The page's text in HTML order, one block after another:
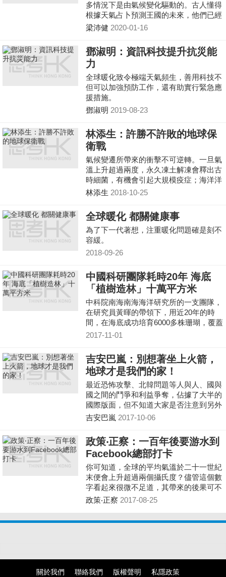
多情況下是由氣候變化驅動的。古人懂得
根據天氣占卜預測王國的未來，他們已經
了解到環境變化是民族興衰的關鍵。
梁沛健 2020-01-16
鄧淑明：資訊科技提升抗災能
力
全球暖化致令極端天氣頻生，善用科技不
但可以加強預防工作，還有助實行緊急應
援措施。
鄧淑明 2019-08-23
林添生：許勝不許敗的地球保
衛戰
氣候變遷所帶來的衝擊不可逆轉。一旦氣
溫上升超過兩度，永久凍土解凍會釋出古
時細菌，有機會引起大規模疫症；海洋洋
流失去氣溫調節的作用，颶風吹襲加劇，
林添生 2018-10-25
全球暖化 都關健康事
為了下一代著想，注重暖化問題確是刻不
容緩。
2018-09-26
中國科研團隊耗時20年 海底
「植樹造林」十萬平方米
中科院南海南海海洋研究所的一支團隊，
在研究員黃暉的帶領下，用近20年的時
間，在海底成功培育6000多株珊瑚，覆蓋
十萬平米海域。而付出的代價，就是每年
在海底。
2017-11-01
吉安巴嵐：別想著坐上火箭，
地球才是我們的家！
最近恐怖攻擊、北韓問題等人與人、國與
國之間的鬥爭和利益爭奪，佔據了大半的
國際版面，但不知道大家是否注意到另外
一半的Top Story 中，所提及的是嚴重的
吉安巴嵐 2017-10-06
政策‧正察：一百年後要游水到
Facebook總部打卡
你可知道，全球的平均氣溫於二十一世紀
末便會上升超過兩個攝氏度？儘管這個數
字看起來很微不足道，其帶來的後果可不
是把家裡空調調低幾度就能夠抵消的。就
政策‧正察 2017-08-25
關於我們 聯絡我們 版權聲明 私隱政策